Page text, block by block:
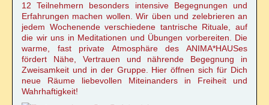
12 Teilnehmern besonders intensive Begegnungen und
Erfahrungen machen wollen. Wir üben und zelebrieren an
jedem Wochenende verschiedene tantrische Rituale, auf
die wir uns in Meditationen und Übungen vorbereiten. Die
warme, fast private Atmosphäre des ANIMA*HAUSes
fördert Nähe, Vertrauen und nährende Begegnung in
Zweisamkeit und in der Gruppe. Hier öffnen sich für Dich
neue Räume liebevollen Miteinanders in Freiheit und
Wahrhaftigkeit!